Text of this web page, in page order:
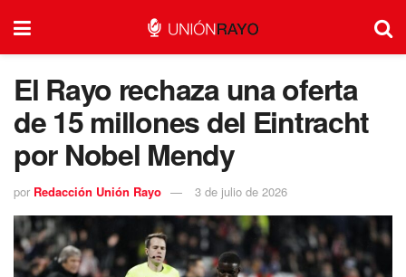
El Rayo rechaza una oferta
de 15 millones del Eintracht
por Nobel Mendy
por Redacción Unión Rayo 3 de julio de 2026